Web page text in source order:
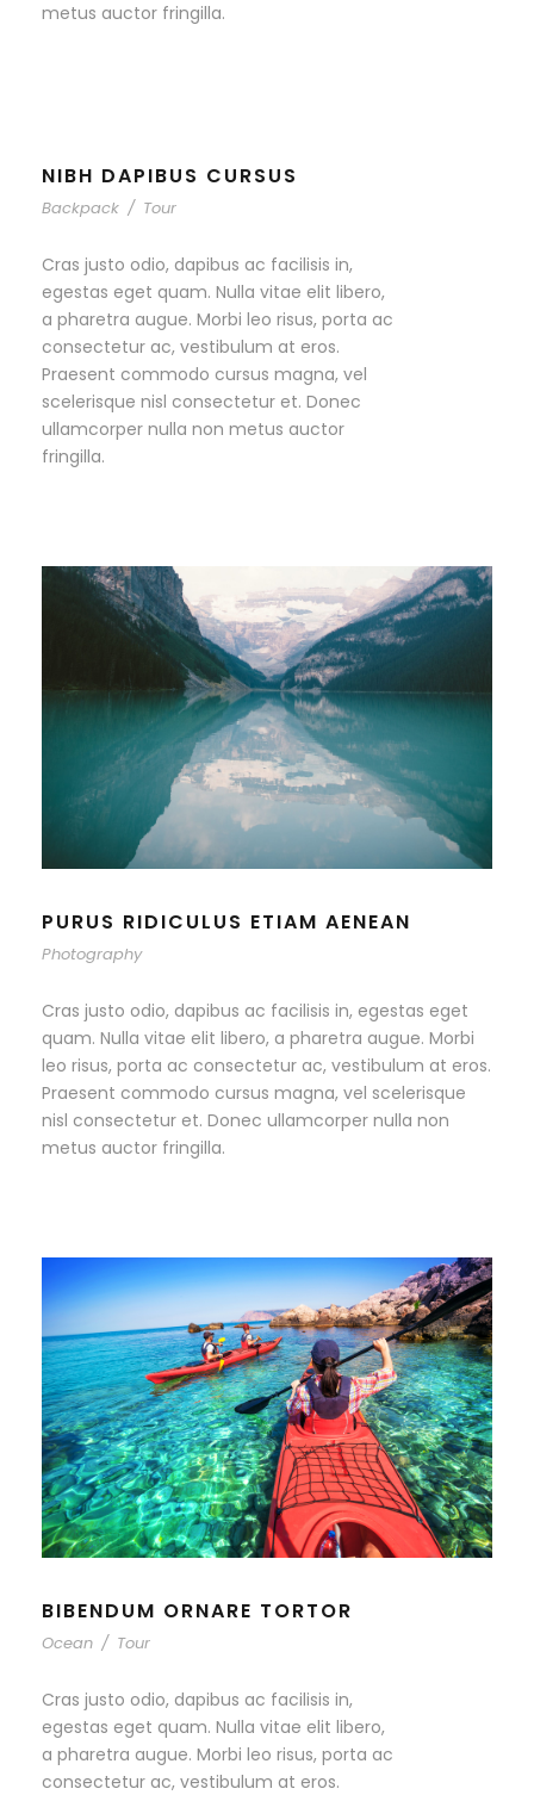
metus auctor fringilla.
NIBH DAPIBUS CURSUS
Backpack / Tour
Cras justo odio, dapibus ac facilisis in,
egestas eget quam. Nulla vitae elit libero,
a pharetra augue. Morbi leo risus, porta ac
consectetur ac, vestibulum at eros.
Praesent commodo cursus magna, vel
scelerisque nisl consectetur et. Donec
ullamcorper nulla non metus auctor
fringilla.
PURUS RIDICULUS ETIAM AENEAN
Photography
Cras justo odio, dapibus ac facilisis in, egestas eget
quam. Nulla vitae elit libero, a pharetra augue. Morbi
leo risus, porta ac consectetur ac, vestibulum at eros.
Praesent commodo cursus magna, vel scelerisque
nisl consectetur et. Donec ullamcorper nulla non
metus auctor fringilla.
BIBENDUM ORNARE TORTOR
Ocean / Tour
Cras justo odio, dapibus ac facilisis in,
egestas eget quam. Nulla vitae elit libero,
a pharetra augue. Morbi leo risus, porta ac
consectetur ac, vestibulum at eros.